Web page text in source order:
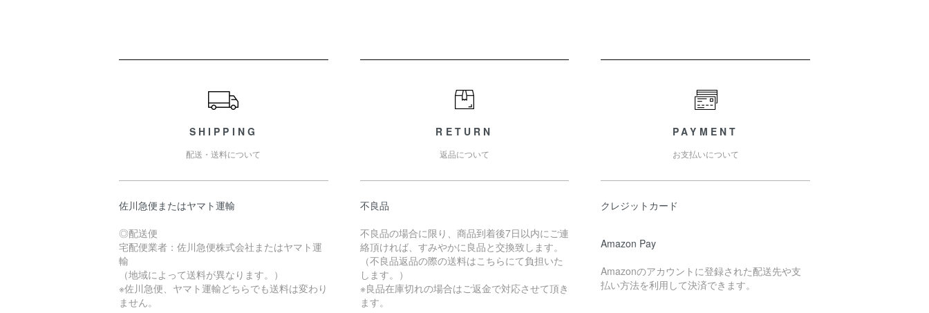
SHIPPING
配送・送料について
佐川急便またはヤマト運輸
◎配送便
宅配便業者：佐川急便株式会社またはヤマト運
輸
（地域によって送料が異なります。）
※佐川急便、ヤマト運輸どちらでも送料は変わり
ません。
RETURN
返品について
不良品
不良品の場合に限り、商品到着後7日以内にご連
絡頂ければ、すみやかに良品と交換致します。
（不良品返品の際の送料はこちらにて負担いた
します。）
※良品在庫切れの場合はご返金で対応させて頂き
ます。
PAYMENT
お支払いについて
クレジットカード
Amazon Pay
Amazonのアカウントに登録された配送先や支
払い方法を利用して決済できます。